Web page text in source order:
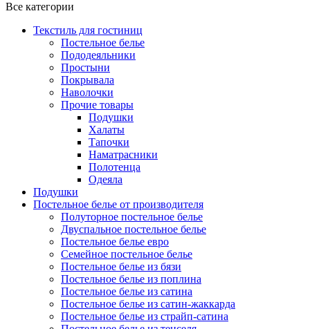
Все категории
Текстиль для гостиниц
Постельное белье
Пододеяльники
Простыни
Покрывала
Наволочки
Прочие товары
Подушки
Халаты
Тапочки
Наматрасники
Полотенца
Одеяла
Подушки
Постельное белье от производителя
Полуторное постельное белье
Двуспальное постельное белье
Постельное белье евро
Семейное постельное белье
Постельное белье из бязи
Постельное белье из поплина
Постельное белье из сатина
Постельное белье из сатин-жаккарда
Постельное белье из страйп-сатина